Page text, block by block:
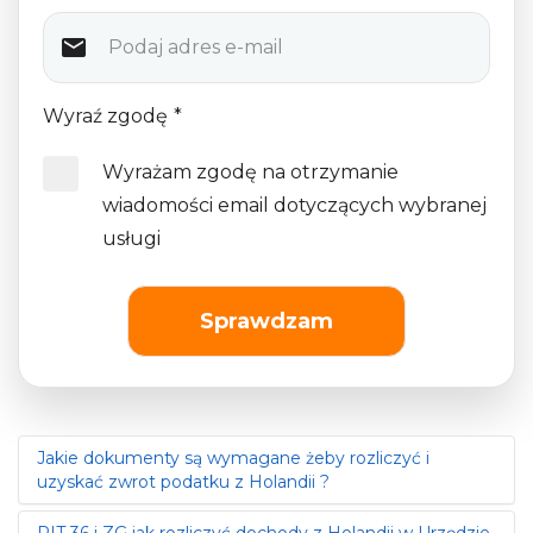
Wyraź zgodę *
Wyrażam zgodę na otrzymanie
wiadomości email dotyczących wybranej
usługi
Sprawdzam
Jakie dokumenty są wymagane żeby rozliczyć i
uzyskać zwrot podatku z Holandii ?